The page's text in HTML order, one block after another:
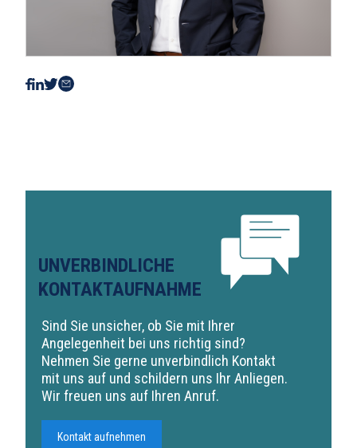
UNVERBINDLICHE
KONTAKTAUFNAHME
Sind Sie unsicher, ob Sie mit Ihrer
Angelegenheit bei uns richtig sind?
Nehmen Sie gerne unverbindlich Kontakt
mit uns auf und schildern uns Ihr Anliegen.
Wir freuen uns auf Ihren Anruf.
Kontakt aufnehmen